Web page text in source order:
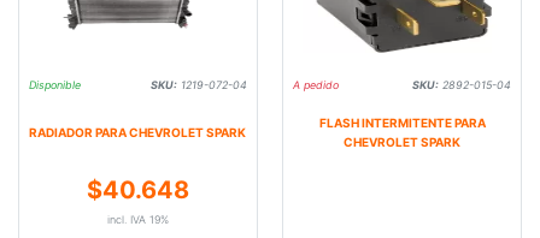
Disponible SKU: 1219-072-04
RADIADOR PARA CHEVROLET SPARK
$40.648
incl. IVA 19%
A pedido SKU: 2892-015-04
FLASH INTERMITENTE PARA
CHEVROLET SPARK